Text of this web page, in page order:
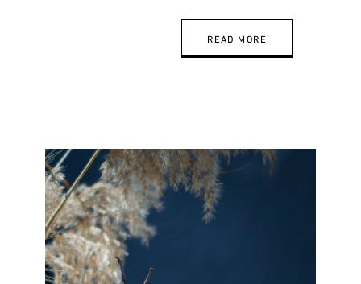
READ MORE